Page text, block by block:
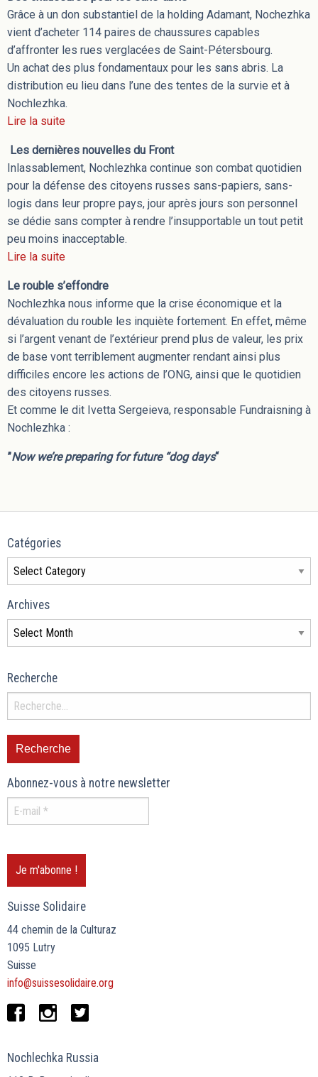
Grâce à un don substantiel de la holding Adamant, Nochezhka
vient d’acheter 114 paires de chaussures capables
d’affronter les rues verglacées de Saint-Pétersbourg.
Un achat des plus fondamentaux pour les sans abris. La
distribution eu lieu dans l’une des tentes de la survie et à
Nochlezhka.
Lire la suite
Les dernières nouvelles du Front
Inlassablement, Nochlezhka continue son combat quotidien
pour la défense des citoyens russes sans-papiers, sans-
logis dans leur propre pays, jour après jours son personnel
se dédie sans compter à rendre l’insupportable un tout petit
peu moins inacceptable.
Lire la suite
Le rouble s’effondre
Nochlezhka nous informe que la crise économique et la
dévaluation du rouble les inquiète fortement. En effet, même
si l’argent venant de l’extérieur prend plus de valeur, les prix
de base vont terriblement augmenter rendant ainsi plus
difficiles encore les actions de l’ONG, ainsi que le quotidien
des citoyens russes.
Et comme le dit Ivetta Sergeieva, responsable Fundraisning à
Nochlezhka :
”Now we’re preparing for future “dog days“
Catégories
Archives
Recherche
Abonnez-vous à notre newsletter
Suisse Solidaire
44 chemin de la Culturaz
1095 Lutry
Suisse
info@suissesolidaire.org
Nochlechka Russia